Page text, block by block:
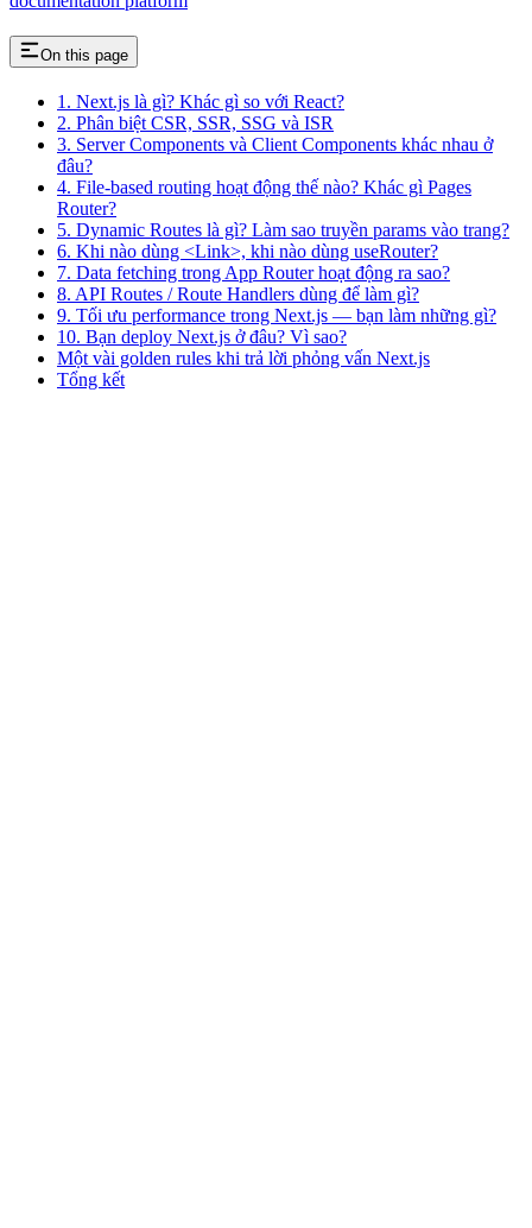
On this page
1. Next.js là gì? Khác gì so với React?
2. Phân biệt CSR, SSR, SSG và ISR
3. Server Components và Client Components khác nhau ở
đâu?
4. File-based routing hoạt động thế nào? Khác gì Pages
Router?
5. Dynamic Routes là gì? Làm sao truyền params vào trang?
6. Khi nào dùng <Link>, khi nào dùng useRouter?
7. Data fetching trong App Router hoạt động ra sao?
8. API Routes / Route Handlers dùng để làm gì?
9. Tối ưu performance trong Next.js — bạn làm những gì?
10. Bạn deploy Next.js ở đâu? Vì sao?
Một vài golden rules khi trả lời phỏng vấn Next.js
Tổng kết